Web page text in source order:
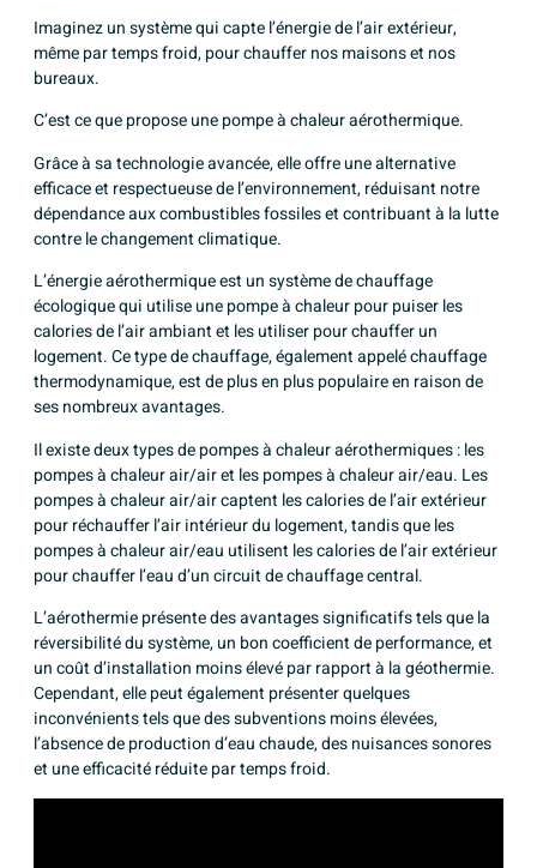
Imaginez un système qui capte l’énergie de l’air extérieur,
même par temps froid, pour chauffer nos maisons et nos
bureaux.
C’est ce que propose unepompe à chaleur aérothermique.
Grâce à sa technologie avancée, elle offre une alternative
efficace et respectueuse de l’environnement, réduisant notre
dépendance aux combustibles fossiles et contribuant à la lutte
contre le changement climatique.
L’énergie aérothermique est un système de chauffage
écologique qui utilise une pompe à chaleur pour puiser les
calories de l’air ambiant et les utiliser pour chauffer un
logement. Ce type de chauffage, également appelé chauffage
thermodynamique, est de plus en plus populaire en raison de
ses nombreux avantages.
Il existe deux types de pompes à chaleur aérothermiques : les
pompes à chaleur air/air et les pompes à chaleur air/eau. Les
pompes à chaleur air/air captent les calories de l’air extérieur
pour réchauffer l’air intérieur du logement, tandis que les
pompes à chaleur air/eau utilisent les calories de l’air extérieur
pour chauffer l’eau d’un circuit de chauffage central.
L’aérothermie présente des avantages significatifs tels que la
réversibilité du système, un bon coefficient de performance, et
un coût d’installation moins élevé par rapport à la géothermie.
Cependant, elle peut également présenter quelques
inconvénients tels que des subventions moins élevées,
l’absence de production d’eau chaude, des nuisances sonores
et une efficacité réduite par temps froid.